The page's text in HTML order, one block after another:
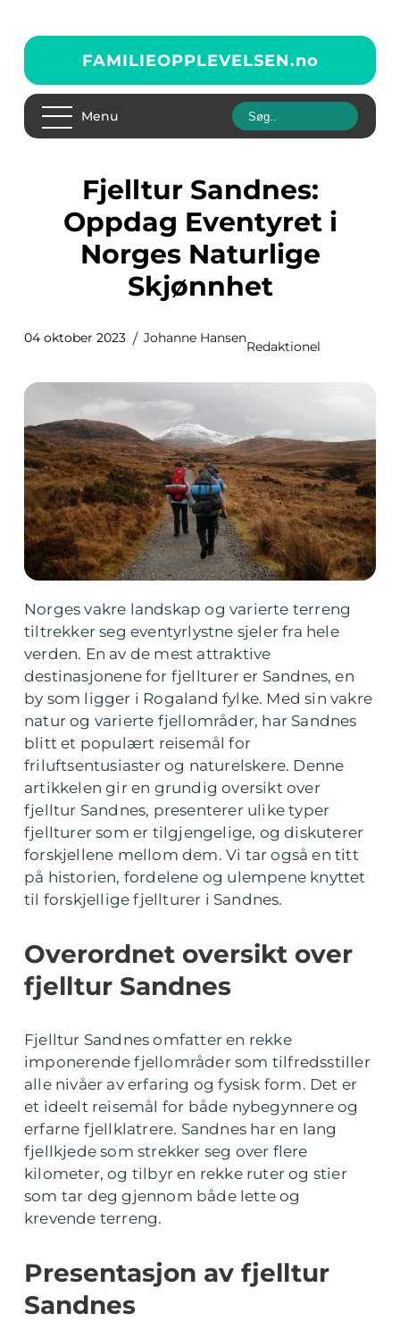
FAMILIEOPPLEVELSEN.no
Menu
Fjelltur Sandnes:
Oppdag Eventyret i
Norges Naturlige
Skjønnhet
04 oktober 2023 Johanne Hansen
Redaktionel
Norges vakre landskap og varierte terreng
tiltrekker seg eventyrlystne sjeler fra hele
verden. En av de mest attraktive
destinasjonene for fjellturer er Sandnes, en
by som ligger i Rogaland fylke. Med sin vakre
natur og varierte fjellområder, har Sandnes
blitt et populært reisemål for
friluftsentusiaster og naturelskere. Denne
artikkelen gir en grundig oversikt over
fjelltur Sandnes, presenterer ulike typer
fjellturer som er tilgjengelige, og diskuterer
forskjellene mellom dem. Vi tar også en titt
på historien, fordelene og ulempene knyttet
til forskjellige fjellturer i Sandnes.
Overordnet oversikt over
fjelltur Sandnes
Fjelltur Sandnes omfatter en rekke
imponerende fjellområder som tilfredsstiller
alle nivåer av erfaring og fysisk form. Det er
et ideelt reisemål for både nybegynnere og
erfarne fjellklatrere. Sandnes har en lang
fjellkjede som strekker seg over flere
kilometer, og tilbyr en rekke ruter og stier
som tar deg gjennom både lette og
krevende terreng.
Presentasjon av fjelltur
Sandnes